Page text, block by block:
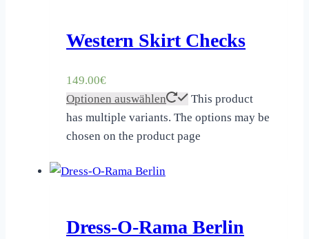
Western Skirt Checks
149.00€
Optionen auswählen
This product
has multiple variants. The options may be
chosen on the product page
Dress-O-Rama Berlin